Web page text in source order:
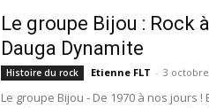
Le groupe Bijou : Rock
Dauga Dynamite
Histoire du rock Etienne FLT - 3 octobre
Le groupe Bijou - De 1970 à nos jours !